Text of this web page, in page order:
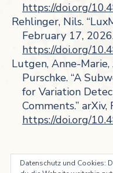
https://doi.org/
Rehlinger, Nils.
February 17,
https://doi.org/
Lutgen, Anne-
Purschke. “A
for Variation
Comments.”
https://doi.org/
Datenschutz und Cookies: